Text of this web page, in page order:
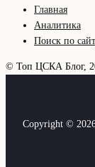
Главная
Аналитика
Поиск по
© Топ ЦСКА Блог,
Copyright ©